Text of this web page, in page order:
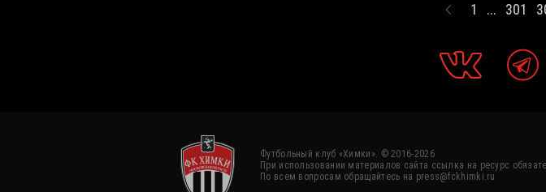
1 ... 301
Футбольный клуб «Химки». © 2016-2026
При использовании материалов сайта ссылка на ресурс
По всем вопросам обращайтесь на press@fckhimki.ru